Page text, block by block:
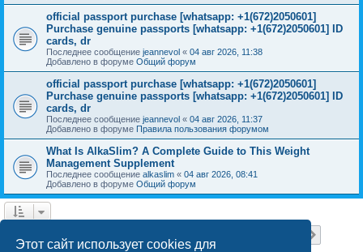
Этот сайт использует cookies для
official passport purchase [whatsapp: +1(672)2050601]
Purchase genuine passports [whatsapp: +1(672)2050601] ID
cards, dr
Последнее сообщение jeannevol « 04 авг 2026, 11:38
Добавлено в форуме Общий форум
official passport purchase [whatsapp: +1(672)2050601]
Purchase genuine passports [whatsapp: +1(672)2050601] ID
cards, dr
Последнее сообщение jeannevol « 04 авг 2026, 11:37
Добавлено в форуме Правила пользования форумом
What Is AlkaSlim? A Complete Guide to This Weight
Management Supplement
Последнее сообщение alkaslim « 04 авг 2026, 08:41
Добавлено в форуме Общий форум